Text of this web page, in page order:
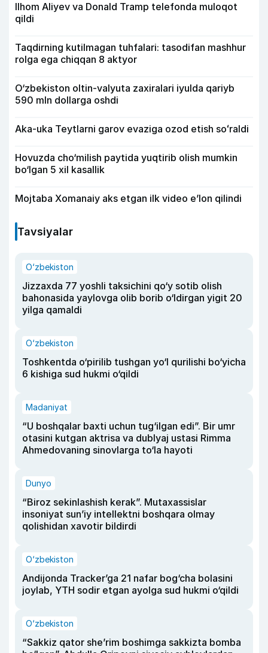
Ilhom Aliyev va Donald Tramp telefonda muloqot
qildi
Taqdirning kutilmagan tuhfalari: tasodifan mashhur
rolga ega chiqqan 8 aktyor
O‘zbekiston oltin-valyuta zaxiralari iyulda qariyb
590 mln dollarga oshdi
Aka-uka Teytlarni garov evaziga ozod etish soʻraldi
Hovuzda cho‘milish paytida yuqtirib olish mumkin
bo‘lgan 5 xil kasallik
Mojtaba Xomanaiy aks etgan ilk video e’lon qilindi
Tavsiyalar
O‘zbekiston
Jizzaxda 77 yoshli taksichini qo‘y sotib olish
bahonasida yaylovga olib borib o‘ldirgan yigit 20
yilga qamaldi
O‘zbekiston
Toshkentda o‘pirilib tushgan yo‘l qurilishi bo‘yicha
6 kishiga sud hukmi o‘qildi
Madaniyat
“U boshqalar baxti uchun tug‘ilgan edi”. Bir umr
otasini kutgan aktrisa va dublyaj ustasi Rimma
Ahmedovaning sinovlarga to‘la hayoti
Dunyo
“Biroz sekinlashish kerak”. Mutaxassislar
insoniyat sun’iy intellektni boshqara olmay
qolishidan xavotir bildirdi
O‘zbekiston
Andijonda Tracker’ga 21 nafar bog‘cha bolasini
joylab, YTH sodir etgan ayolga sud hukmi o‘qildi
O‘zbekiston
“Sakkiz qator she’rim boshimga sakkizta bomba